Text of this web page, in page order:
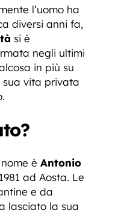
l’uomo ha
diversi anni fa,
si è
negli ultimi
in più su
sua vita privata
è Antonio
ad Aosta. Le
e da
lasciato la sua